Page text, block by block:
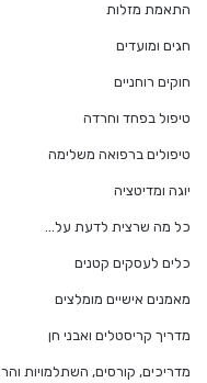
התאמת מזלות
חגים ומועדים
חוקים רוחניים
טיפול בפחד וחרדה
טיפולים ברפואה משלימה
יוגה ומדיטציה
כל מה שרצית לדעת על…
כלים לעסקים קטנים
מאמנים אישיים מומלצים
מדריך קריסטלים ואבני חן
מדריכים, קורסים, השתלמויות